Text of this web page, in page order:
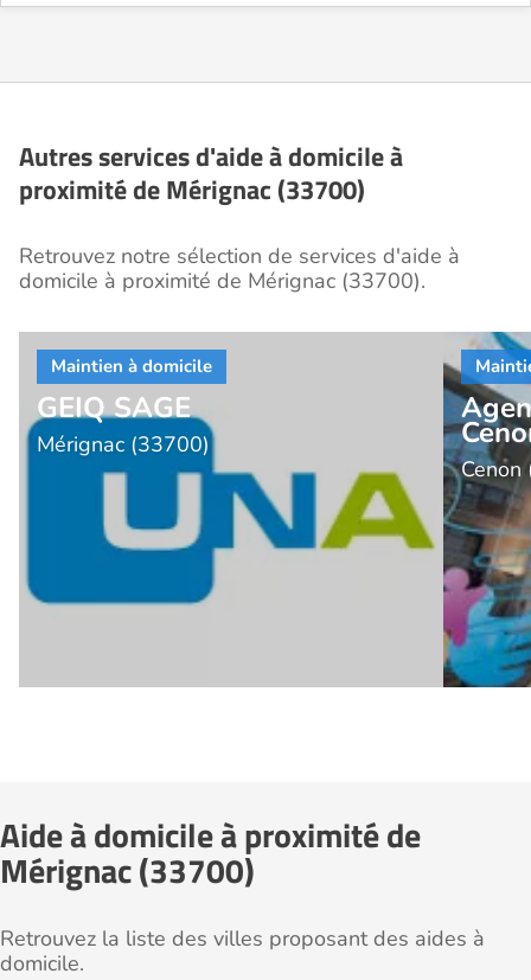
Autres services d'aide à domicile à
proximité de Mérignac (33700)
Retrouvez notre sélection de services d'aide à
domicile à proximité de Mérignac (33700).
GEIQ SAGE
Mérignac (33700)
Aide à domicile à proximité de
Mérignac (33700)
Retrouvez la liste des villes proposant des aides à
domicile.